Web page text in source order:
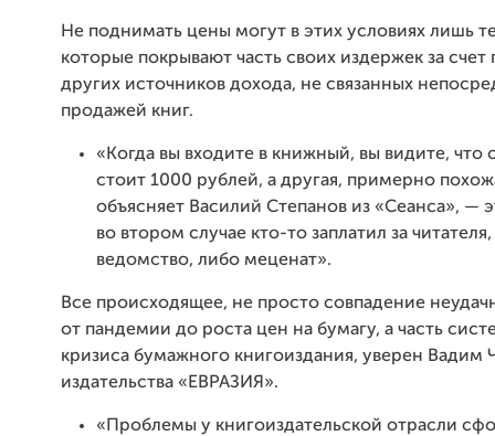
Не поднимать цены могут в этих условиях лишь
которые покрывают часть своих издержек за счет
других источников дохода, не связанных
продажей книг.
«Когда вы входите в книжный, вы видите, что
стоит 1000 рублей, а другая, примерно
объясняет Василий Степанов из «Сеанса», —
во втором случае кто-то заплатил за
ведомство, либо меценат».
Все происходящее, не просто совпадение
от пандемии до роста цен на бумагу, а часть
кризиса бумажного книгоиздания, уверен Вадим
издательства «ЕВРАЗИЯ».
«Проблемы у книгоиздательской отрасли